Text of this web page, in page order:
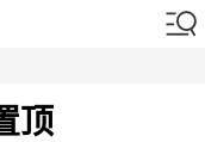
顶